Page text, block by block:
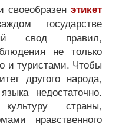
своеобразен этикет
государстве
свод правил,
не только
и туристами. Чтобы
другого народа,
недостаточно.
страны,
нравственного